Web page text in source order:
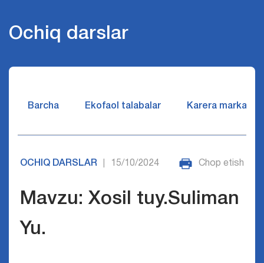
Ochiq darslar
Barcha Ekofaol talabalar Karera markazi
OCHIQ DARSLAR 15/10/2024 Chop etish
Mavzu: Xosil tuy.Suliman
Yu.